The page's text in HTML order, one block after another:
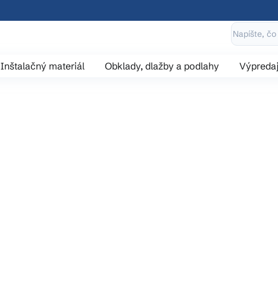
Inštalačný materiál Obklady, dlažby a podlahy Výpredaj